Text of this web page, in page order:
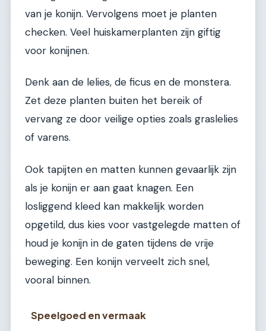
van je konijn. Vervolgens moet je planten
checken. Veel huiskamerplanten zijn giftig
voor konijnen.
Denk aan de lelies, de ficus en de monstera.
Zet deze planten buiten het bereik of
vervang ze door veilige opties zoals graslelies
of varens.
Ook tapijten en matten kunnen gevaarlijk zijn
als je konijn er aan gaat knagen. Een
losliggend kleed kan makkelijk worden
opgetild, dus kies voor vastgelegde matten of
houd je konijn in de gaten tijdens de vrije
beweging. Een konijn verveelt zich snel,
vooral binnen.
Speelgoed en vermaak